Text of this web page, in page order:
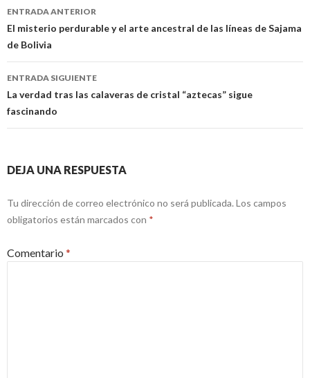
Navegación
de
entradas
ENTRADA ANTERIOR
El misterio perdurable y el arte ancestral de las líneas de Sajama
de Bolivia
ENTRADA SIGUIENTE
La verdad tras las calaveras de cristal “aztecas” sigue
fascinando
DEJA UNA RESPUESTA
Tu dirección de correo electrónico no será publicada. Los campos
obligatorios están marcados con *
Comentario *